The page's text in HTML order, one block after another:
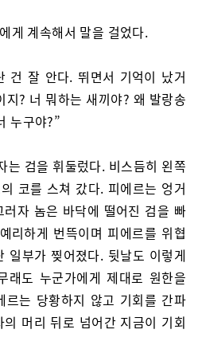
게 계속해서 말을 걸었다.
건 잘 안다. 뛰면서 기억이 났거
? 너 뭐하는 새끼야? 왜 발랑송
누구야?”
는 검을 휘둘렀다. 비스듬히 왼쪽
코를 스쳐 갔다. 피에르는 엉거
자 놈은 바닥에 떨어진 검을 빠
리하게 번뜩이며 피에르를 위협
일부가 찢어졌다. 뒷날도 이렇게
래도 누군가에게 제대로 원한을
르는 당황하지 않고 기회를 간파
머리 뒤로 넘어간 지금이 기회